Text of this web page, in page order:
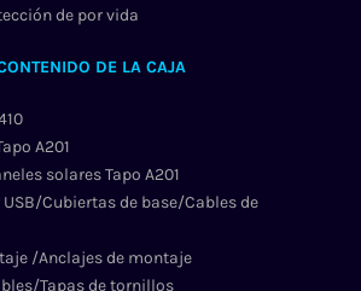
de por vida
DE LA CAJA
A201
solares Tapo A201
Cubiertas de base/Cables de
/Anclajes de montaje
Tapas de tornillos